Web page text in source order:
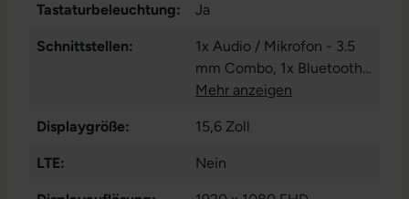
Tastaturbeleuchtung: Ja
Schnittstellen:
1x Audio / Mikrofon - 3.5
mm Combo, 1x Bluetooth,
1x W-LAN, 2x USB 3 Typ A
Mehr anzeigen
Displaygröße: 15,6 Zoll
LTE: Nein